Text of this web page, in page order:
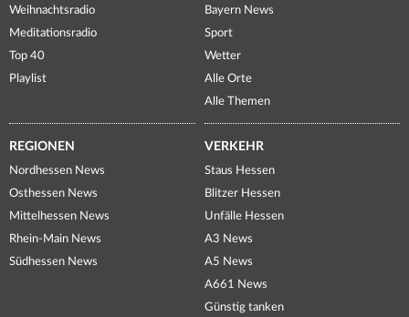
Weihnachtsradio
Meditationsradio
Top 40
Playlist
Bayern News
Sport
Wetter
Alle Orte
Alle Themen
REGIONEN
Nordhessen News
Osthessen News
Mittelhessen News
Rhein-Main News
Südhessen News
VERKEHR
Staus Hessen
Blitzer Hessen
Unfälle Hessen
A3 News
A5 News
A661 News
Günstig tanken